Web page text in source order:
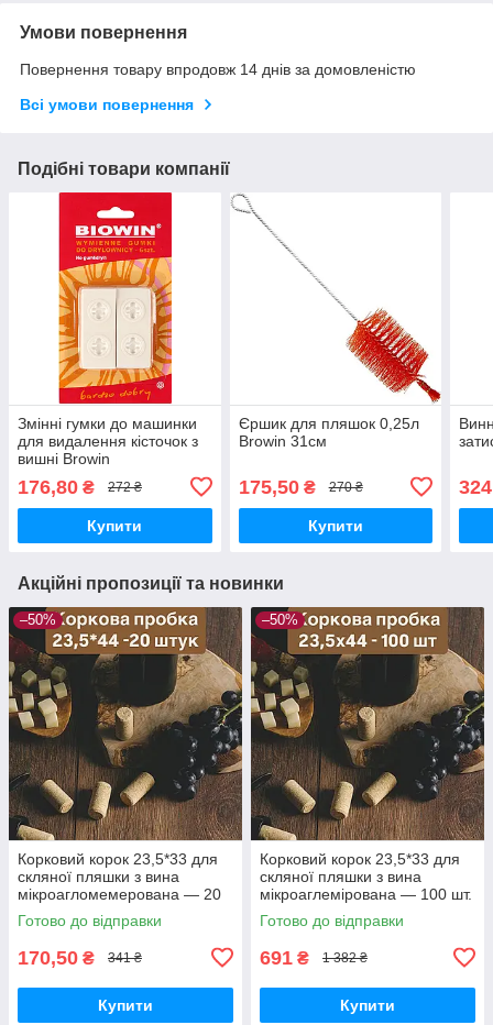
Умови повернення
Повернення товару впродовж 14 днів за домовленістю
Всі умови повернення
Подібні товари компанії
Змінні гумки до машинки
для видалення кісточок з
вишні Browin
176,80 ₴ 272 ₴
Купити
Єршик для пляшок 0,25л
Browin 31см
175,50₴ 270 ₴
Купити
Акційні пропозиції та новинки
–50%
Корковий корок 23,5*33 для
скляної пляшки з вина
мікроагломемерована — 20
шт.
Готово до відправки
170,50 ₴ 341 ₴
Купити
–50%
Корковий корок 23,5*33 для
скляної пляшки з вина
мікроаглемірована — 100 шт.
Готово до відправки
691 ₴ 1 382 ₴
Купити